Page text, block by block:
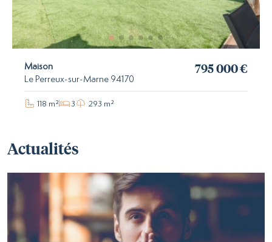
Maison
Le Perreux-sur-Marne 94170
795 000 €
118 m² 3 293 m²
Actualités